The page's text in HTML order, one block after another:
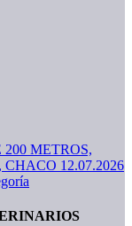
METROS,
12.07.2026